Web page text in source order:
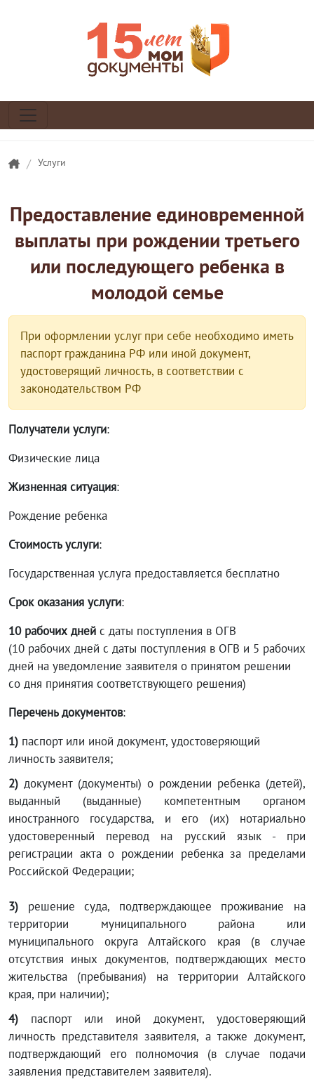
/ Услуги
Предоставление единовременной
выплаты при рождении третьего
или последующего ребенка в
молодой семье
При оформлении услуг при себе необходимо иметь
паспорт гражданина РФ или иной документ,
удостоверящий личность, в соответствии с
законодательством РФ
Получатели услуги:
Физические лица
Жизненная ситуация:
Рождение ребенка
Стоимость услуги:
Государственная услуга предоставляется бесплатно
Срок оказания услуги:
10 рабочих дней с даты поступления в ОГВ
(10 рабочих дней с даты поступления в ОГВ и 5 рабочих
дней на уведомление заявителя о принятом решении
со дня принятия соответствующего решения)
Перечень документов:
1) паспорт или иной документ, удостоверяющий
личность заявителя;
2) документ (документы) о рождении ребенка (детей),
выданный (выданные) компетентным органом
иностранного государства, и его (их) нотариально
удостоверенный перевод на русский язык - при
регистрации акта о рождении ребенка за пределами
Российской Федерации;
3) решение суда, подтверждающее проживание на
территории муниципального района или
муниципального округа Алтайского края (в случае
отсутствия иных документов, подтверждающих место
жительства (пребывания) на территории Алтайского
края, при наличии);
4) паспорт или иной документ, удостоверяющий
личность представителя заявителя, а также документ,
подтверждающий его полномочия (в случае подачи
заявления представителем заявителя).